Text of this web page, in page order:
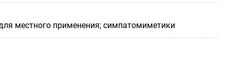
местного применения; симпатомиметики